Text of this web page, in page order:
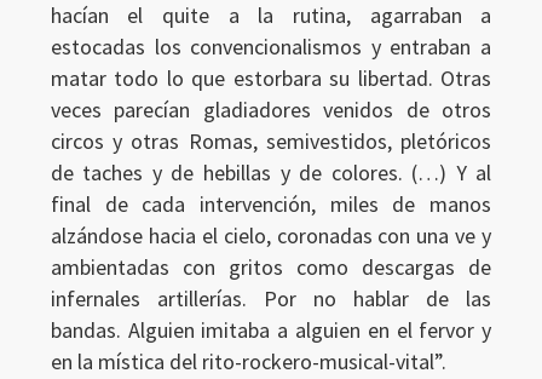
hacían el quite a la rutina, agarraban a
estocadas los convencionalismos y entraban a
matar todo lo que estorbara su libertad. Otras
veces parecían gladiadores venidos de otros
circos y otras Romas, semivestidos, pletóricos
de taches y de hebillas y de colores. (…) Y al
final de cada intervención, miles de manos
alzándose hacia el cielo, coronadas con una ve y
ambientadas con gritos como descargas de
infernales artillerías. Por no hablar de las
bandas. Alguien imitaba a alguien en el fervor y
en la mística del rito-rockero-musical-vital”.